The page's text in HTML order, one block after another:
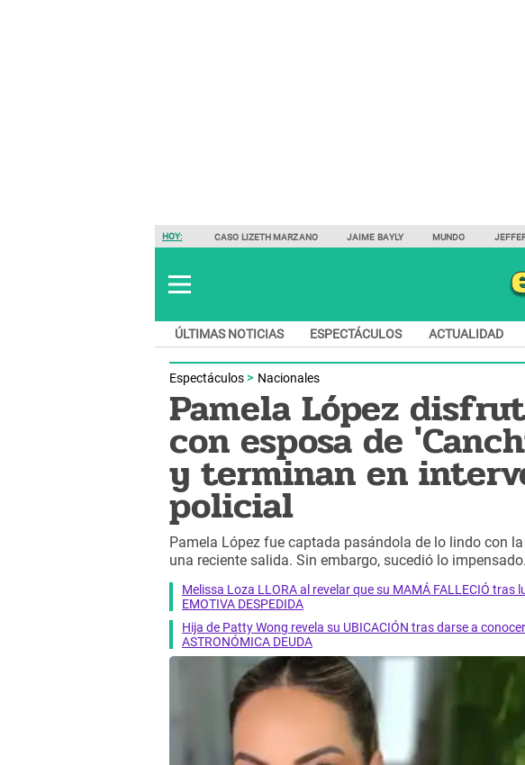
HOY: CASO LIZETH MARZANO JAIME BAYLY MUNDO
ÚLTIMAS NOTICIAS ESPECTÁCULOS ACTUALIDAD
Espectáculos Nacionales
Pamela López
con esposa de
y terminan en
policial
Pamela López fue captada pasándola de lo lindo con
una reciente salida. Sin embargo, sucedió lo impensado.
Melissa Loza LLORA al revelar que su MAMÁ FALLECIÓ tras
EMOTIVA DESPEDIDA
Hija de Patty Wong revela su UBICACIÓN tras darse a
ASTRONÓMICA DEUDA